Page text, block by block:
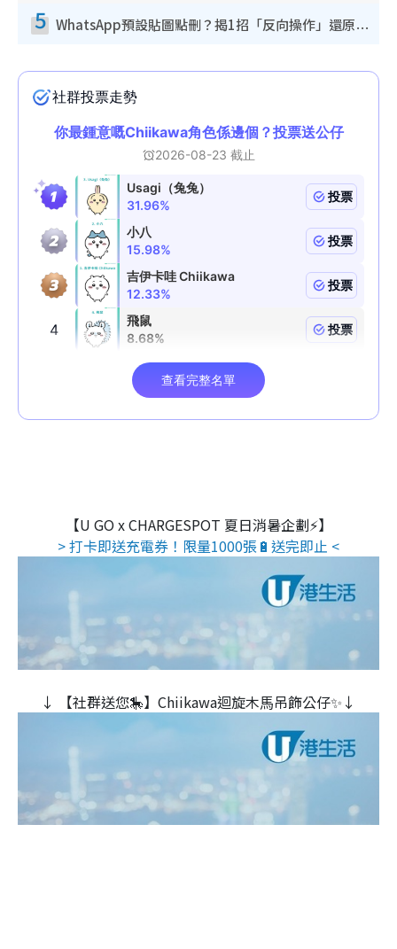
5 WhatsApp預設貼圖點刪？揭1招「反向操作」還原簡潔介面 附3步實測教學
【U GO x CHARGESPOT 夏日消暑企劃⚡】
> 打卡即送充電券！限量1000張🔋送完即止 <
↓ 【社群送您🎠】Chiikawa迴旋木⾺吊飾公仔✨↓